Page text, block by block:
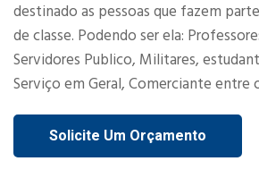
destinado as pessoas que fazem
de classe. Podendo ser ela:
Servidores Publico, Militares,
Serviço em Geral, Comerciante entre
Solicite Um Orçamento